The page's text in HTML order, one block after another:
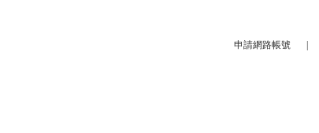
申請網路帳號